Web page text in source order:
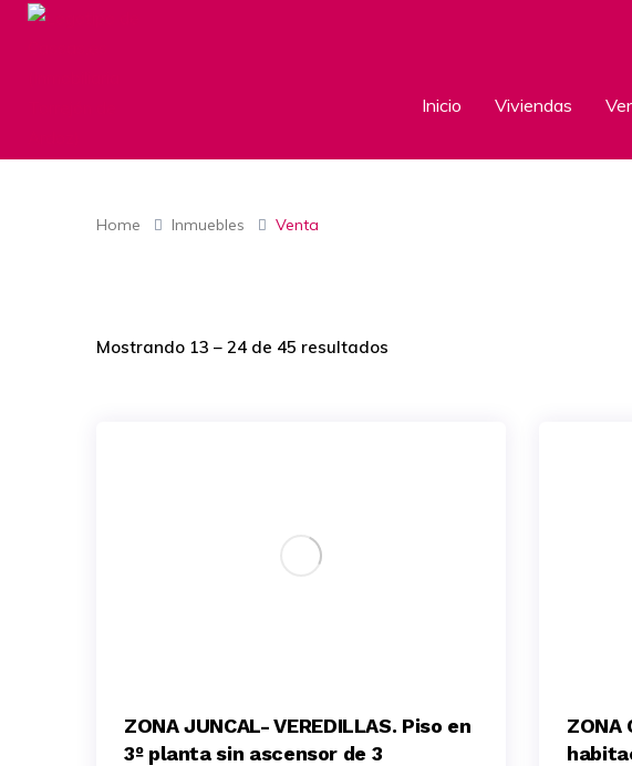
Inicio Viviendas
Home Inmuebles Venta
Mostrando 13 – 24de 45 resultados
ZONA JUNCAL- VEREDILLAS. Piso en
3º planta sin ascensor de 3
ZONA